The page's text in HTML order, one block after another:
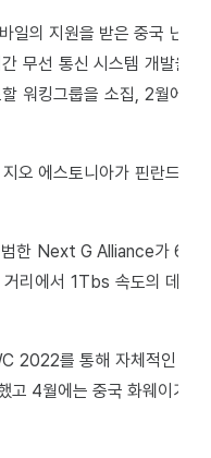
일의 지원을 받은 중국 난
무선 통신 시스템 개발을
워킹그룹을 소집, 2월에
오 에스토니아가 핀란드
한 Next G Alliance가 6G
리에서 1Tbs 속도의 데이
2022를 통해 자체적인
고 4월에는 중국 화웨이가